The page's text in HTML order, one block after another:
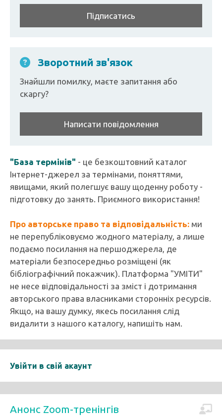
Підписатись
Зворотний зв'язок
Знайшли помилку, маєте запитання або
скаргу?
Написати повідомлення
"База термінів" - це безкоштовний каталог
Інтернет-джерел за термінами, поняттями,
явищами, який полегшує вашу щоденну роботу -
підготовку до занять. Приємного використання!
Про авторське право та відповідальність: ми
не перепубліковуємо жодного матеріалу, а лише
подаємо посилання на першоджерела, де
матеріали безпосередньо розміщені (як
бібліографічний покажчик). Платформа "УМІТИ"
не несе відповідальності за зміст і дотримання
авторського права власниками сторонніх ресурсів.
Якщо, на вашу думку, якесь посилання слід
видалити з нашого каталогу, напишіть нам.
Увійти в свій акаунт
Анонс Zoom-тренінгів